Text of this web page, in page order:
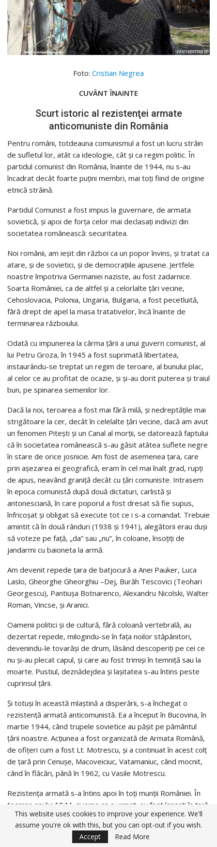
Foto: Cristian Negrea
CUVÂNT ÎNAINTE
Scurt istoric al rezistenţei armate
anticomuniste din România
Pentru români, totdeauna comunismul a fost un lucru străin
de sufletul lor, atât ca ideologie, cât şi ca regim politic. În
partidul comunist din România, înainte de 1944, nu s-au
încadrat decât foarte puţini membri, mai toţi fiind de origine
etnică străină.
Partidul Comunist a fost impus la guvernare, de armata
sovietică, şi apoi de forţa celor mai declasaţi indivizi din
societatea românească: securitatea.
Noi românii, am ieşit din război ca un popor învins, şi tratat ca
atare, şi de sovietici, şi de democraţiile apusene. Jertfele
noastre împotriva Germaniei naziste, au fost zadarnice.
Soarta României, ca de altfel şi a celorlalte ţări vecine,
Cehoslovacia, Polonia, Ungaria, Bulgaria, a fost pecetluită,
fără drept de apel la masa tratativelor, încă înainte de
terminarea războiului.
Odată cu impunerea la cârma ţării a unui guvern comunist, al
lui Petru Groza, în 1945 a fost suprimată libertatea,
instaurându-se treptat un regim de teroare, al bunului plac,
al celor ce au profitat de ocazie, şi şi-au dorit puterea şi traiul
bun, pe spinarea semenilor lor.
Dacă la noi, teroarea a fost mai fără milă, şi nedreptăţile mai
strigătoare la cer, decât în celelalte ţări vecine, dacă am avut
un fenomen Piteşti şi un Canal al morţii, se datorează faptului
că în societatea românească s-au găsit atâtea suflete negre
în stare de orice josnicie. Am fost de asemenea ţara, care
prin aşezarea ei geografică, eram în cel mai înalt grad, rupţi
de apus, neavând graniţă decât cu ţări comuniste. Intrasem
în epoca comunistă după două dictaturi, carlistă şi
antonesciană, în care poporul a fost dresat să fie supus,
înfricoşat şi obligat să execute tot ce i s-a comandat. Trebuie
amintit că în două rânduri (1938 şi 1941), alegătorii erau duşi
să voteze pe faţă, „da” sau „nu”, în coloane, însoţiţi de
jandarmi cu baioneta la armă.
Am devenit repede ţara de batjocură a Anei Pauker, Luca
Laslo, Gheorghe Gheorghiu –Dej, Burăh Tescovici (Teohari
Georgescu), Pantiuşa Botnarenco, Alexandru Nicolski, Walter
Roman, Vincse, şi Aranici.
Oamenii politici şi de cultură, fără coloană vertebrală, au
dezertat repede, milogindu-se în faţa noilor stăpânitori,
devenindu-le tovarăşi de drum, lăsând descoperiţi pe cei ce
nu şi-au plecat capul, şi care au fost trimişi în temniţă sau la
moarte. Pustiul, deznădejdea şi laşitatea s-au întins peste
cuprinsul ţării.
Şi totuşi în această mlaştină a disperării, s-a închegat o
rezistenţă armată anticomunistă. Ea a început în Bucovina, în
martie 1944, când trupele sovietice au păşit pe pământul
ţării noastre. Acţiunea a fost organizată de Armata Română,
de ofiţeri cum a fost Lt. Motrescu, şi a continuat în acest colţ
de ţară prin Cenuşe, Macoveiciuc, Vatamaniuc, când mocnit,
când în flăcări, până în 1962, cu Vasile Motrescu.
Rezistenţa armată s-a întins apoi în toţi munţii României. În
toamna anului 1944, şi iarna ce a urmat, au fost lansaţi în ţară
de germani, grupuri de paraşutişti, cu misiunea de a acţiona
la un moment favorabil, împotriva armatei sovietice, moment
care nu a mai venit. Unele grupuri, cunoscute de regimul
This website uses cookies to improve your experience. We'll
assume you're ok with this, but you can opt-out if you wish.
Accept
Read More